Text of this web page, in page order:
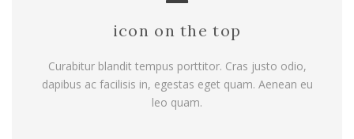
icon on the top
Curabitur blandit tempus porttitor. Cras justo odio,
dapibus ac facilisis in, egestas eget quam. Aenean eu
leo quam.